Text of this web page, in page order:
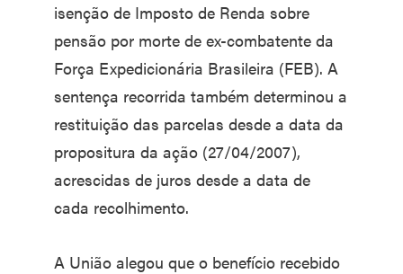
isenção de Imposto de Renda sobre
pensão por morte de ex-combatente da
Força Expedicionária Brasileira (FEB). A
sentença recorrida também determinou a
restituição das parcelas desde a data da
propositura da ação (27/04/2007),
acrescidas de juros desde a data de
cada recolhimento.
A União alegou que o benefício recebido